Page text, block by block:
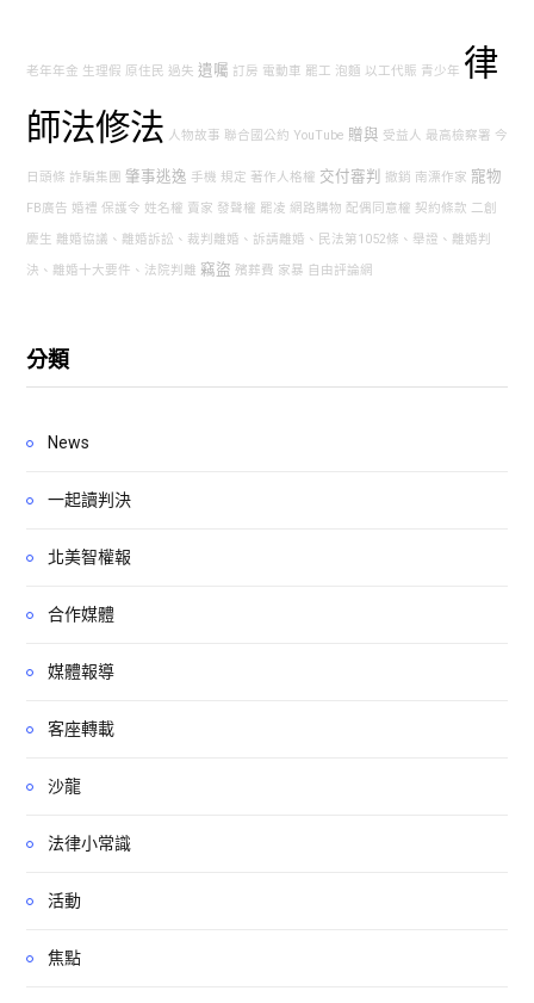
老年年金 生理假 原住民 過失 遺囑 訂房 電動車 罷工 泡麵 以工代賑 青少年 律
師法修法 人物故事 聯合國公約 YouTube 贈與 受益人 最高檢察署 今
日頭條 詐騙集團 肇事逃逸 手機 規定 著作人格權 交付審判 撤銷 南漂作家 寵物
FB廣告 婚禮 保護令 姓名權 賣家 發聲權 罷凌 網路購物 配偶同意權 契約條款 二創
慶生 離婚協議、離婚訴訟、裁判離婚、訴請離婚、民法第1052條、舉證、離婚判
決、離婚十大要件、法院判離 竊盜 殯葬費 家暴 自由評論網
分類
News
一起讀判決
北美智權報
合作媒體
媒體報導
客座轉載
沙龍
法律小常識
活動
焦點